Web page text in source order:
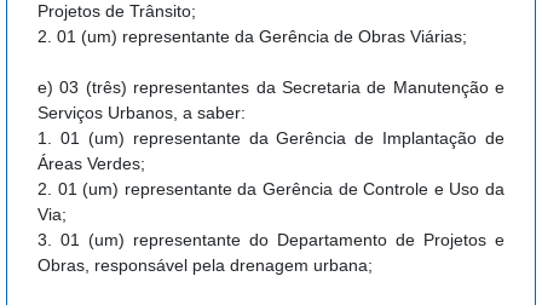
Projetos de Trânsito;
2. 01 (um) representante da Gerência de Obras Viárias;
e) 03 (três) representantes da Secretaria de Manutenção e
Serviços Urbanos, a saber:
1. 01 (um) representante da Gerência de Implantação de
Áreas Verdes;
2. 01 (um) representante da Gerência de Controle e Uso da
Via;
3. 01 (um) representante do Departamento de Projetos e
Obras, responsável pela drenagem urbana;